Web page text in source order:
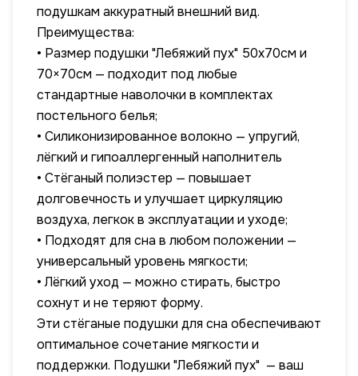
подушкам аккуратный внешний вид.
Преимущества:
• Размер подушки "Лебяжий пух" 50х70см и
70×70см — подходит под любые
стандартные наволочки в комплектах
постельного белья;
• Силиконизированное волокно — упругий,
лёгкий и гипоаллергенный наполнитель
• Стёганый полиэстер — повышает
долговечность и улучшает циркуляцию
воздуха, легкок в эксплуатации и уходе;
• Подходят для сна в любом положении —
универсальный уровень мягкости;
• Лёгкий уход — можно стирать, быстро
сохнут и не теряют форму.
Эти стёганые подушки для сна обеспечивают
оптимальное сочетание мягкости и
поддержки. Подушки "Лебяжий пух" — ваш